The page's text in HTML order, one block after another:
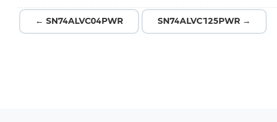
← SN74ALVC04PWR SN74ALVC125PWR →